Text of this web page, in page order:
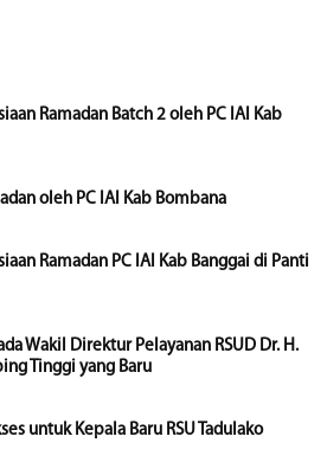
Ramadan Batch 2 oleh PC IAI Kab
oleh PC IAI Kab Bombana
Ramadan PC IAI Kab Banggai di Panti
Wakil Direktur Pelayanan RSUD Dr. H.
Tinggi yang Baru
untuk Kepala Baru RSU Tadulako